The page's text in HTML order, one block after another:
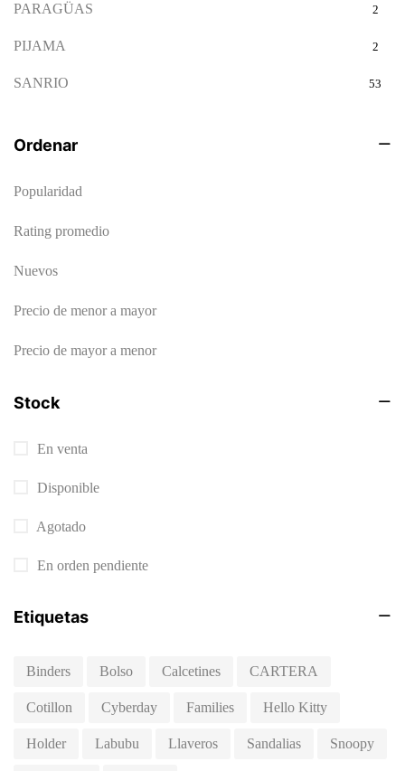
PARAGÜAS 2
PIJAMA 2
SANRIO 53
SYLVANIAN FAMILIES
Uncategorized
VASO
Ordenar
Popularidad
Rating promedio
Nuevos
Precio de menor a mayor
Precio de mayor a menor
Stock
En venta
Disponible
Agotado
En orden pendiente
Etiquetas
Binders Bolso Calcetines CARTERA
Cotillon Cyberday Families Hello Kitty
Holder Labubu Llaveros Sandalias Snoopy